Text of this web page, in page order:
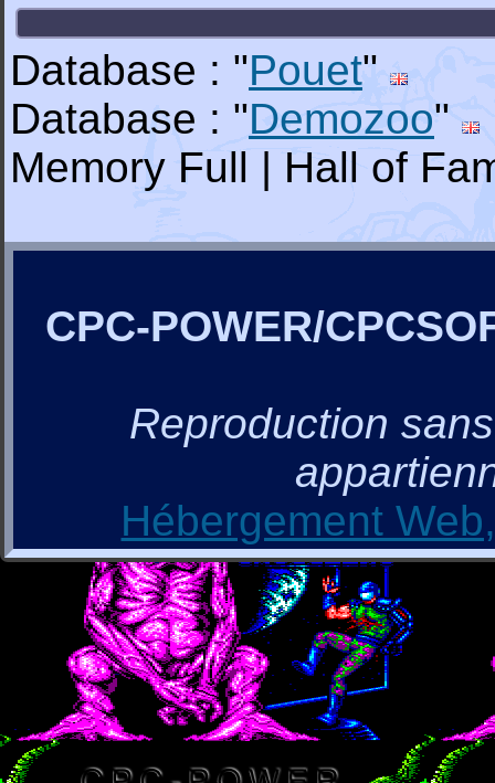
Database : "Pouet"
Database : "Demozoo"
Memory Full | Hall of
CPC-POWER/
Reproduction
Hébergement